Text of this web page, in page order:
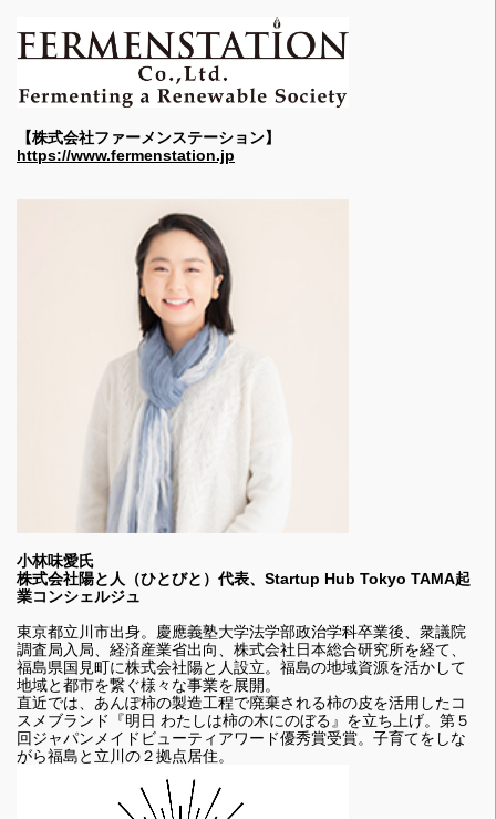
【株式会社ファーメンステーション】
https://www.fermenstation.jp
小林味愛氏
株式会社陽と人（ひとびと）代表、Startup Hub Tokyo TAMA起
業コンシェルジュ
東京都立川市出身。慶應義塾大学法学部政治学科卒業後、衆議院
調査局入局、経済産業省出向、株式会社日本総合研究所を経て、
福島県国見町に株式会社陽と人設立。福島の地域資源を活かして
地域と都市を繋ぐ様々な事業を展開。
直近では、あんぽ柿の製造工程で廃棄される柿の皮を活用したコ
スメブランド『明日 わたしは柿の木にのぼる』を立ち上げ。第５
回ジャパンメイドビューティアワード優秀賞受賞。子育てをしな
がら福島と立川の２拠点居住。